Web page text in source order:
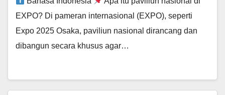
EXPO? Di pameran internasional (EXPO), seperti
Expo 2025 Osaka, paviliun nasional dirancang dan
dibangun secara khusus agar…